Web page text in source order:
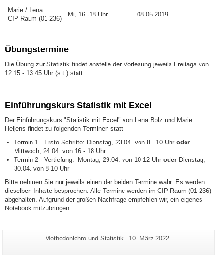
Marie / Lena
CIP-Raum (01-236)
Mi, 16 -18 Uhr 08.05.2019
Übungstermine
Die Übung zur Statistik findet anstelle der Vorlesung jeweils Freitags von
12:15 - 13:45 Uhr (s.t.) statt.
Einführungskurs Statistik mit Excel
Der Einführungskurs "Statistik mit Excel" von Lena Bolz und Marie
Heijens findet zu folgenden Terminen statt:
Termin 1 - Erste Schritte: Dienstag, 23.04. von 8 - 10 Uhroder
Mittwoch, 24.04. von 16 - 18 Uhr
Termin 2 - Vertiefung: Montag, 29.04. von 10-12 Uhroder Dienstag,
30.04. von 8-10 Uhr
Bitte nehmen Sie nur jeweils einen der beiden Termine wahr. Es werden
dieselben Inhalte besprochen. Alle Termine werden im CIP-Raum (01-236)
abgehalten. Aufgrund der großen Nachfrage empfehlen wir, ein eigenes
Notebook mitzubringen.
Zusätzliche
Seiten-
Methodenlehre und Statistik
Letzte
10. März 2022